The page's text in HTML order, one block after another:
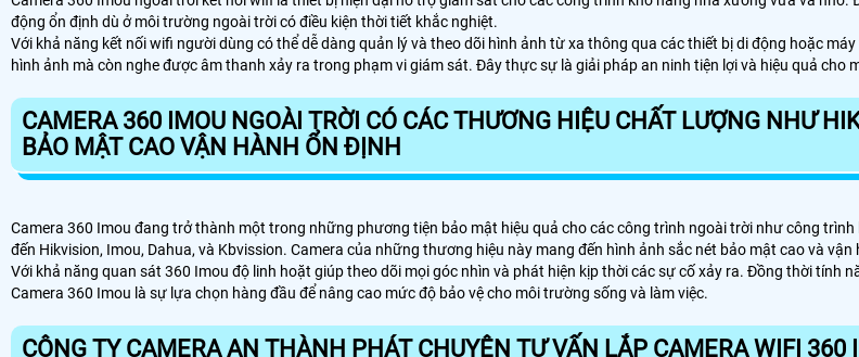
động ổn định dù ở môi trường ngoài trời có điều kiện thời tiết khắc nghiệt.
Với khả năng kết nối wifi người dùng có thể dễ dàng quản lý và theo dõi hình ảnh từ xa thông qua các thiết bị di động hoặc
hình ảnh mà còn nghe được âm thanh xảy ra trong phạm vi giám sát. Đây thực sự là giải pháp an ninh tiện lợi và hiệu quả cho
CAMERA 360 IMOU NGOÀI TRỜI CÓ CÁC THƯƠNG HIỆU CHẤT LƯỢNG NHƯ
BẢO MẬT CAO VẬN HÀNH ỔN ĐỊNH
Camera 360 Imou đang trở thành một trong những phương tiện bảo mật hiệu quả cho các công trình ngoài trời như công
đến Hikvision, Imou, Dahua, và Kbvission. Camera của những thương hiệu này mang đến hình ảnh sắc nét bảo mật cao và vận
Với khả năng quan sát 360 Imou độ linh hoặt giúp theo dõi mọi góc nhìn và phát hiện kịp thời các sự cố xảy ra. Đồng thời
Camera 360 Imou là sự lựa chọn hàng đầu để nâng cao mức độ bảo vệ cho môi trường sống và làm việc.
CÔNG TY CAMERA AN THÀNH PHÁT CHUYÊN TƯ VẤN LẮP CAMERA WIFI